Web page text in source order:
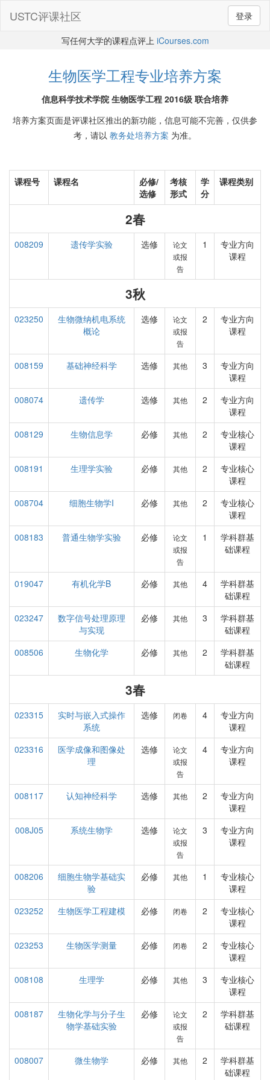
登录
USTC评课社区
写任何大学的课程点评上 iCourses.com
生物医学工程专业培养方案
信息科学技术学院 生物医学工程 2016级 联合培养
培养方案页面是评课社区推出的新功能，信息可能不完善，仅供参
考，请以 教务处培养方案 为准。
课程号 课程名
必修/
选修
考核
形式
学
分
课程类别
2春
008209 遗传学实验 选修
论文
或报
告
1
专业方向
课程
3秋
023250
生物微纳机电系统
概论
选修
论文
或报
告
2
专业方向
课程
008159 基础神经科学 选修 其他 3
专业方向
课程
008074
遗传学 选修 其他 2
专业方向
课程
008129
生物信息学 必修 其他 2
专业核心
课程
008191
生理学实验 必修 其他 2
专业核心
课程
008704
细胞生物学I 必修 其他 2
专业核心
课程
008183
普通生物学实验 必修
论文
或报
告
1
学科群基
础课程
019047 有机化学B 必修 其他 4
学科群基
础课程
023247
数字信号处理原理
与实现
必修 其他 3
学科群基
础课程
008506
生物化学 必修 其他 2
学科群基
础课程
3春
023315
实时与嵌入式操作
系统
选修 闭卷 4
专业方向
课程
023316
医学成像和图像处
理
选修
论文
或报
告
4
专业方向
课程
008117 认知神经科学 选修 其他 2
专业方向
课程
008J05
系统生物学 选修
论文
或报
告
3
专业方向
课程
008206
细胞生物学基础实
验
必修 其他 1
专业核心
课程
023252
生物医学工程建模 必修 闭卷 2
专业核心
课程
023253
生物医学测量 必修 闭卷 2
专业核心
课程
008108
生理学 必修 其他 3
专业核心
课程
008187
生物化学与分子生
物学基础实验
必修
论文
或报
告
2
学科群基
础课程
008007 微生物学 必修 其他 2
学科群基
础课程